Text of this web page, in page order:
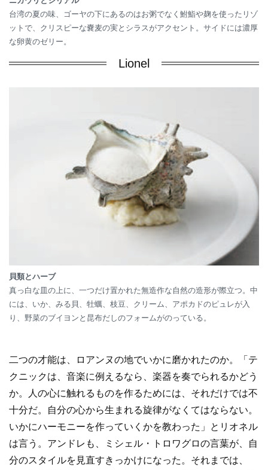
台湾の夏の味、ゴーヤの下にあるのはお粥でなく鮒鮨や麹を使ったリゾ
ットで、クリスピーな嚢麦の実とシラスがアクセント。サイドには濃厚
な卵黄のゼリー。
Lionel
貝類とハーブ
真っ白な皿の上に、一つだけ置かれた無造作な自然の造形が際立つ。中
には、いか、みる貝、牡蠣、枝豆、クリーム、アポカドのピュレが入
り、野菜のブイヨンと昆布だしのフォームがのっている。
二つの才能は、ロアンヌの地でいかに磨かれたのか。「テ
クニックは、音楽に例えるなら、楽器を奏でられるかどう
か。人の心に触れるものを作るためには、それだけでは不
十分だ。自分の心から生まれる旋律がなくてはならない。
いかにハーモニーを作っていくかを教わった」とリオネル
は言う。アンドレも、ミシェル・トロワグロの言葉が、自
分のスタイルを見直すきっかけになった。それまでは、